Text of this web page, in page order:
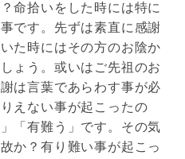
命拾いをした時には特に
です。先ずは素直に感謝
た時にはその方のお陰か
ょう。或いはご先祖のお
は言葉であらわす事が必
えない事が起こったの
「有難う」です。その気
か？有り難い事が起こっ